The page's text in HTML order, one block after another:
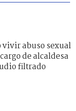
vivir abuso sexual
de alcaldesa
filtrado